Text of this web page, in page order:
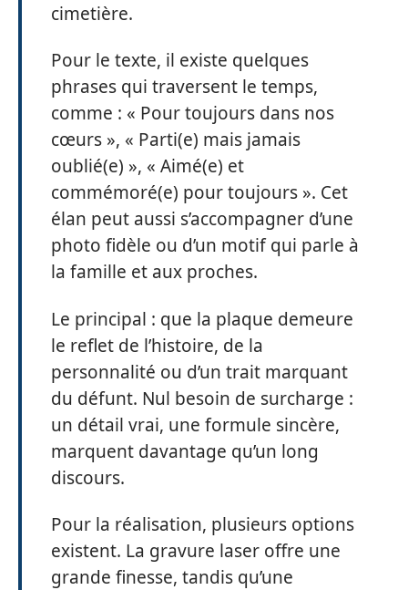
cimetière.
Pour le texte, il existe quelques
phrases qui traversent le temps,
comme : « Pour toujours dans nos
cœurs », « Parti(e) mais jamais
oublié(e) », « Aimé(e) et
commémoré(e) pour toujours ». Cet
élan peut aussi s’accompagner d’une
photo fidèle ou d’un motif qui parle à
la famille et aux proches.
Le principal : que la plaque demeure
le reflet de l’histoire, de la
personnalité ou d’un trait marquant
du défunt. Nul besoin de surcharge :
un détail vrai, une formule sincère,
marquent davantage qu’un long
discours.
Pour la réalisation, plusieurs options
existent. La gravure laser offre une
grande finesse, tandis qu’une